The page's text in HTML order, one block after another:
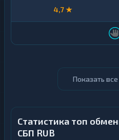
4,7 ★
Показать
Статистика топ
СБП RUB